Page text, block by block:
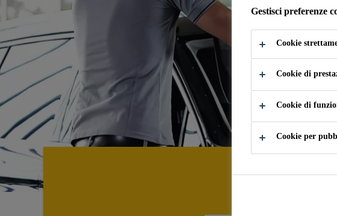
Gestisci preferenze
Cookie
Cookie di
Cookie di
Cookie per